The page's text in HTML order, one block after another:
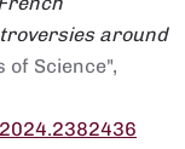
around
of Science",